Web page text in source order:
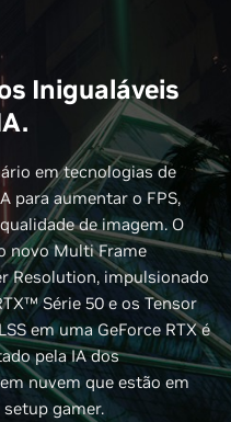
Inigualáveis
em tecnologias de
para aumentar o FPS,
de imagem. O
novo Multi Frame
Resolution, impulsionado
Série 50 e os Tensor
em uma GeForce RTX é
pela IA dos
nuvem que estão em
gamer.